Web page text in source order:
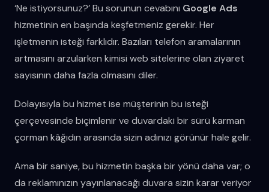
‘Ne istiyorsunuz?’ Bu sorunun cevabını Google Ads
hizmetinin en başında keşfetmeniz gerekir. Her
işletmenin isteği farklıdır. Bazıları telefon aramalarının
artmasını arzularken kimisi web sitelerine olan ziyaret
sayısının daha fazla olmasını diler.
Dolayısıyla bu hizmet ise müşterinin bu isteği
çerçevesinde biçimlenir ve duvardaki bir sürü karman
çorman kâğıdın arasında sizin adınızı görünür hale gelir.
Ama bir saniye, bu hizmetin başka bir yönü daha var; o
da reklamınızın yayınlanacağı duvara sizin karar veriyor